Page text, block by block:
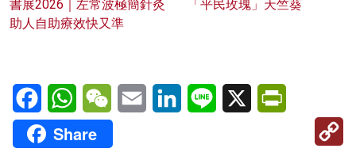
書展2026｜左常波極簡針灸
助人自助療效快又準
「平民玫瑰」天竺葵
FacebookWhatsAppWeChatEmail LinkedInLine X
Share